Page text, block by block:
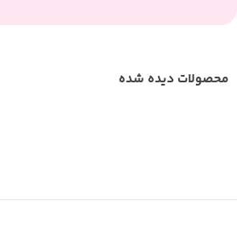
محصولات دیده شده